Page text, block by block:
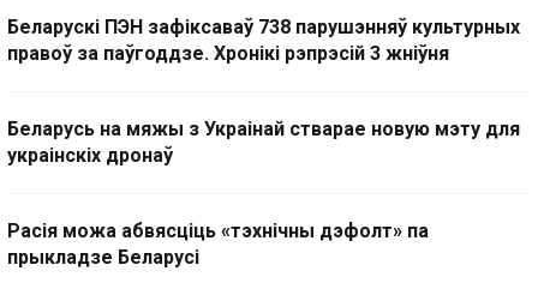
Беларускі ПЭН зафіксаваў 738 парушэнняў культурных
правоў за паўгоддзе. Хронікі рэпрэсій 3 жніўня
Беларусь на мяжы з Украінай стварае новую мэту для
украінскіх дронаў
Расія можа абвясціць «тэхнічны дэфолт» па
прыкладзе Беларусі